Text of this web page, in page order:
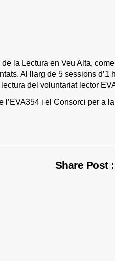
la Lectura en Veu Alta,
Al llarg de 5 sessions
del voluntariat lector
l’EVA354 i el Consorci per
Share Post :